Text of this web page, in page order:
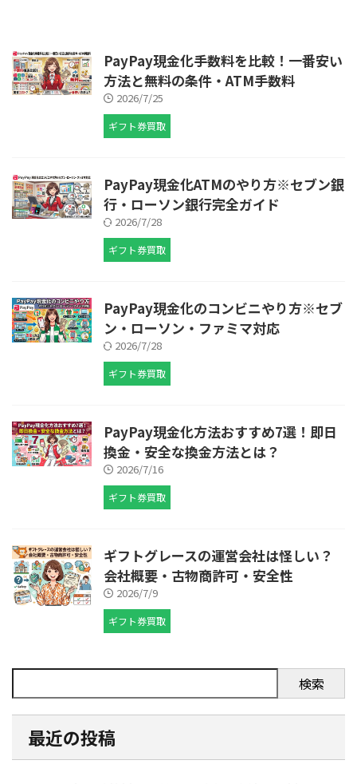
PayPay現金化手数料を比較！一番安い
方法と無料の条件・ATM手数料
2026/7/25
ギフト券買取
PayPay現金化ATMのやり方※セブン銀
行・ローソン銀行完全ガイド
2026/7/28
ギフト券買取
PayPay現金化のコンビニやり方※セブ
ン・ローソン・ファミマ対応
2026/7/28
ギフト券買取
PayPay現金化方法おすすめ7選！即日
換金・安全な換金方法とは？
2026/7/16
ギフト券買取
ギフトグレースの運営会社は怪しい？
会社概要・古物商許可・安全性
2026/7/9
ギフト券買取
検索
最近の投稿